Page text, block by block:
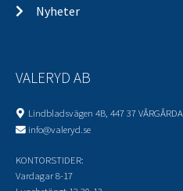
Nyheter
VALERYD AB
Lindbladsvägen 4B, 447 37 VÅRGÅRDA
info@valeryd.se
KONTORSTIDER:
Vardagar 8-17